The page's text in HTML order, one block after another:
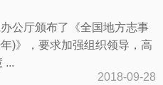
颁布了《全国地方志事
)》，要求加强组织领导，高
...
2018-09-28